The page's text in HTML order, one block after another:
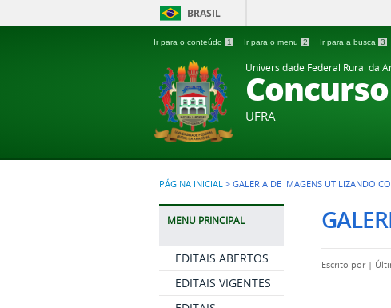
BRASIL
Ir para o conteúdo 1 Ir para o menu 2 Ir para a busca 3
Universidade Federal Rural da
UFRA
PÁGINA INICIAL > GALERIA DE IMAGENS UTILIZANDO
MENU PRINCIPAL
EDITAIS ABERTOS
EDITAIS VIGENTES
Escrito por |